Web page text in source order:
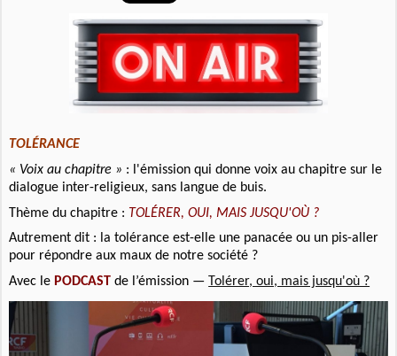
TOLÉRANCE
« Voix au chapitre » : l'émission qui donne voix au chapitre sur le
dialogue inter-religieux, sans langue de buis.
Thème du chapitre : TOLÉRER, OUI, MAIS JUSQU'OÙ ?
Autrement dit : la tolérance est-elle une panacée ou un pis-aller
pour répondre aux maux de notre société ?
Avec lePODCASTde l’émission — Tolérer, oui, mais jusqu'où ?